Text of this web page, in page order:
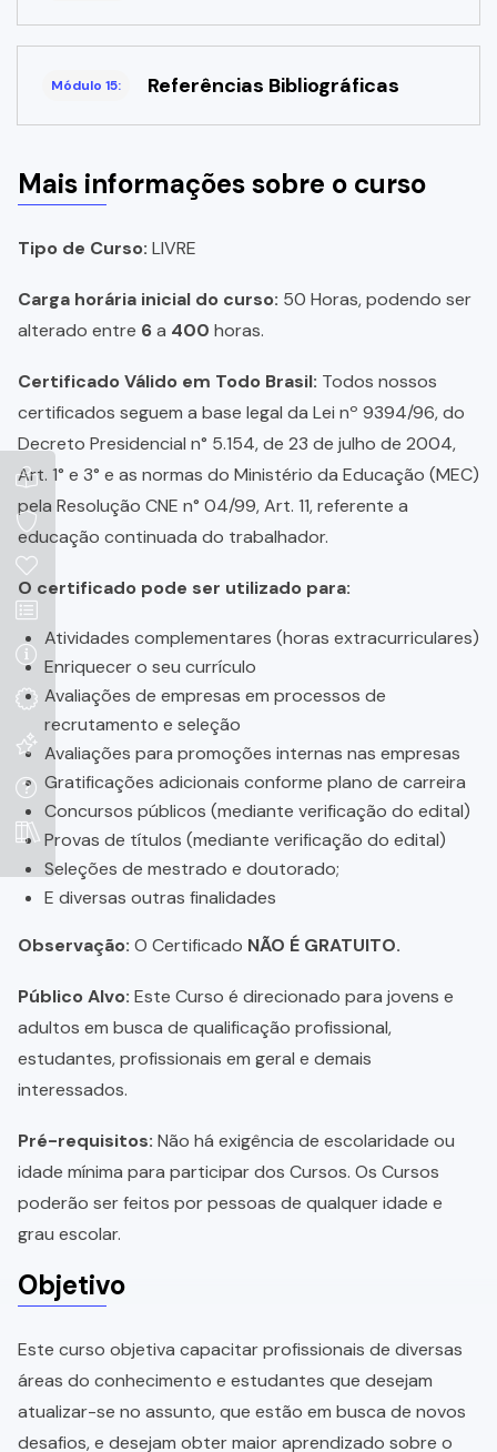
Módulo 15: Referências Bibliográficas
Mais informações sobre o curso
Tipo de Curso: LIVRE
Carga horária inicial do curso: 50 Horas, podendo ser
alterado entre 6a 400 horas.
Certificado Válido em Todo Brasil: Todos nossos
certificados seguem a base legal da Lei nº 9394/96, do
Decreto Presidencial n° 5.154, de 23 de julho de 2004,
Art. 1° e 3° e as normas do Ministério da Educação (MEC)
pela Resolução CNE n° 04/99, Art. 11, referente a
educação continuada do trabalhador.
O certificado pode ser utilizado para:
Atividades complementares (horas extracurriculares)
Enriquecer o seu currículo
Avaliações de empresas em processos de
recrutamento e seleção
Avaliações para promoções internas nas empresas
Gratificações adicionais conforme plano de carreira
Concursos públicos (mediante verificação do edital)
Provas de títulos (mediante verificação do edital)
Seleções de mestrado e doutorado;
E diversas outras finalidades
Observação: O Certificado NÃO É GRATUITO.
Público Alvo: Este Curso é direcionado para jovens e
adultos em busca de qualificação profissional,
estudantes, profissionais em geral e demais
interessados.
Pré-requisitos: Não há exigência de escolaridade ou
idade mínima para participar dos Cursos. Os Cursos
poderão ser feitos por pessoas de qualquer idade e
grau escolar.
Objetivo
Este curso objetiva capacitar profissionais de diversas
áreas do conhecimento e estudantes que desejam
atualizar-se no assunto, que estão em busca de novos
desafios, e desejam obter maior aprendizado sobre o